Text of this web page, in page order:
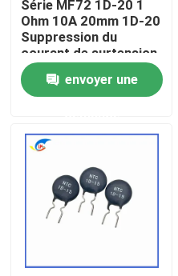
À la maison
Produits
Visite de l'usine
Contrôle de la qualité
Série MF72 1D-20 1
Ohm 10A 20mm 1D-20
Suppression du
courant de surtension
NTC Thermistor
adapté à l'alimentation
électrique à haute
envoyer une